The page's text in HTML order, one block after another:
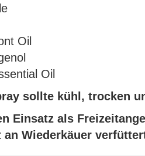
Oil
Oil
sollte kühl, trocken
Einsatz als
an Wiederkäuer